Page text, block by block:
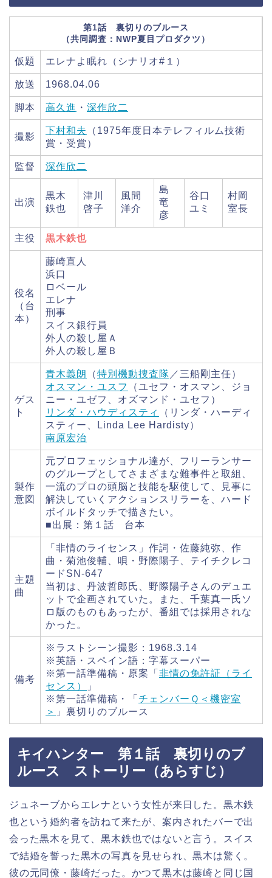
第1話 裏切りのブルース
（共同調査：NWP夏目プロダクツ）
仮題 エレナよ眠れ（シナリオ#１）
放送 1968.04.06
脚本 高久進 ・ 深作欣二
撮影
下村和夫
（1975年度日本テレフィルム技術
賞・受賞）
監督 深作欣二
出演
黒木
鉄也
津川
啓子
風間
洋介
島
竜
彦
谷口
ユミ
村岡
室長
主役 黒木鉄也
役名
（台
本）
藤崎直人
浜口
ロベール
エレナ
刑事
スイス銀行員
外人の殺し屋Ａ
外人の殺し屋Ｂ
ゲス
ト
青木義朗 （特別機動捜査隊 ／三船剛主任）
オスマン・ユスフ
（ユセフ・オスマン、ジョ
ニー・ユゼフ、オズマンド・ユセフ）
リンダ・ハウディスティ
（リンダ・ハーディ
スティー、Linda Lee Hardisty）
南原宏治
製作
意図
元プロフェッショナル達が、フリーランサー
のグループとしてさまざまな難事件と取組、
一流のプロの頭脳と技能を駆使して、見事に
解決していくアクションスリラーを、ハード
ボイルドタッチで描きたい。
■出展：第１話 台本
主題
曲
「非情のライセンス」作詞・佐藤純弥、作
曲・菊池俊輔、唄・野際陽子、テイチクレコ
ードSN-647
当初は、丹波哲郎氏、野際陽子さんのデュエ
ットで企画されていた。また、千葉真一氏ソ
ロ版のものもあったが、番組では採用されな
かった。
備考
※ラストシーン撮影：1968.3.14
※英語・スペイン語：字幕スーパー
※第一話準備稿・原案「 非情の免許証（ライ
センス）
」
※第一話準備稿・「 チェンバーＱ＜機密室
＞
」裏切りのブルース
キイハンター 第１話 裏切りのブ
ルース ストーリー（あらすじ）
ジュネーブからエレナという女性が来日した。黒木鉄
也という婚約者を訪ねて来たが、案内されたバーで出
会った黒木を見て、黒木鉄也ではないと言う。スイス
で結婚を誓った黒木の写真を見せられ、黒木は驚く。
彼の元同僚・藤崎だった。かつて黒木は藤崎と同じ国